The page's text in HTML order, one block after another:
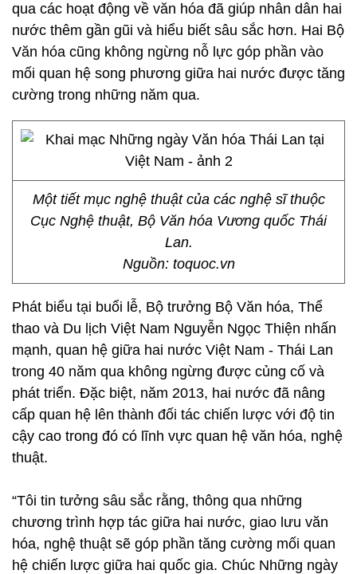
qua các hoạt động về văn hóa đã giúp nhân dân hai
nước thêm gần gũi và hiểu biết sâu sắc hơn. Hai Bộ
Văn hóa cũng không ngừng nỗ lực góp phần vào
mối quan hệ song phương giữa hai nước được tăng
cường trong những năm qua.
Một tiết mục nghệ thuật của các nghệ sĩ thuộc
Cục Nghệ thuật, Bộ Văn hóa Vương quốc Thái
Lan.
Nguồn: toquoc.vn
Phát biểu tại buổi lễ, Bộ trưởng Bộ Văn hóa, Thể
thao và Du lịch Việt Nam Nguyễn Ngọc Thiện nhấn
mạnh, quan hệ giữa hai nước Việt Nam - Thái Lan
trong 40 năm qua không ngừng được củng cố và
phát triển. Đặc biệt, năm 2013, hai nước đã nâng
cấp quan hệ lên thành đối tác chiến lược với độ tin
cậy cao trong đó có lĩnh vực quan hệ văn hóa, nghệ
thuật.
“Tôi tin tưởng sâu sắc rằng, thông qua những
chương trình hợp tác giữa hai nước, giao lưu văn
hóa, nghệ thuật sẽ góp phần tăng cường mối quan
hệ chiến lược giữa hai quốc gia. Chúc Những ngày